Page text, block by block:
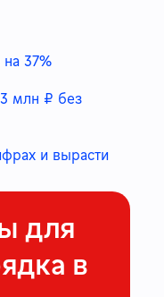
на 37%
млн ₽ без
и вырасти
для
в